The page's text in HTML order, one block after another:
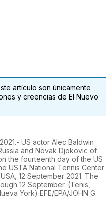
artículo son únicamente
y creencias de El Nuevo
US actor Alec Baldwin
and Novak Djokovic of
the fourteenth day of the US
USTA National Tennis Center
12 September 2021. The
12 September. (Tenis,
York) EFE/EPA/JOHN G.